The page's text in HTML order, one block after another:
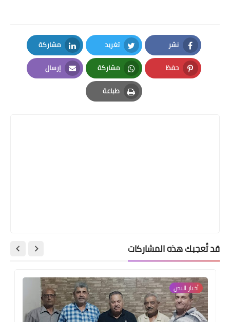
نشر
Facebook
تغريد
Twitter
مشاركة
LinkedIn
حفظ
Pinterest
مشاركة
Whatsapp
إرسال
Email
طباعة
Print
قد تُعجبك هذه المشاركات
أخبار البص